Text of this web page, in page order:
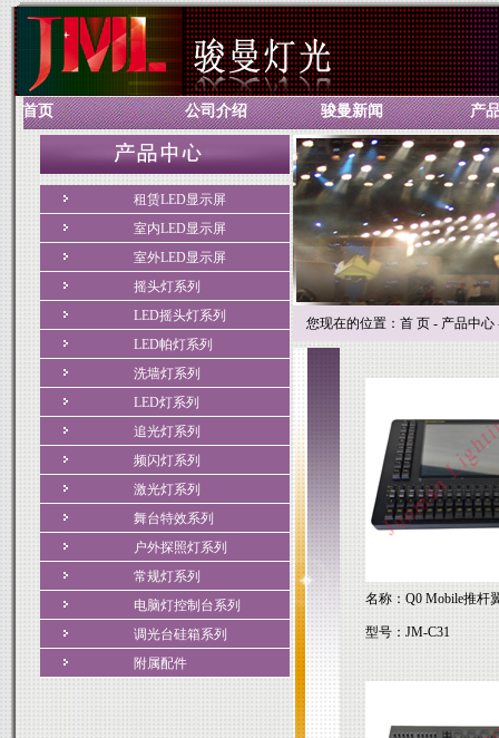
首页 公司介绍 骏曼新闻 产
租赁LED显示屏
室内LED显示屏
室外LED显示屏
摇头灯系列
LED摇头灯系列
LED帕灯系列
洗墙灯系列
LED灯系列
追光灯系列
频闪灯系列
激光灯系列
舞台特效系列
户外探照灯系列
常规灯系列
电脑灯控制台系列
调光台硅箱系列
附属配件
您现在的位置：首 页 - 产品中心
名称：Q0 Mobile推杆
型号：JM-C31